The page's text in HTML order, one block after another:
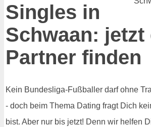
Singles in
Schwaan: jetzt
Partner finden
Kein Bundesliga-Fußballer darf ohne
- doch beim Thema Dating fragt Dich
bist. Aber nur bis jetzt! Denn wir helfen